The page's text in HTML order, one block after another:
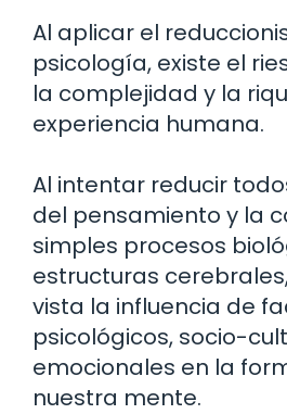
Al aplicar el
psicología, existe el
la complejidad y la
experiencia humana.
Al intentar reducir
del pensamiento y la
simples procesos
estructuras
vista la influencia de
psicológicos, socio-
emocionales en la
nuestra mente.